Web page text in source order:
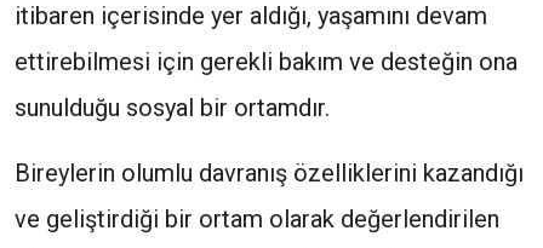
itibaren içerisinde yer aldığı, yaşamını devam
ettirebilmesi için gerekli bakım ve desteğin ona
sunulduğu sosyal bir ortamdır.
Bireylerin olumlu davranış özelliklerini kazandığı
ve geliştirdiği bir ortam olarak değerlendirilen